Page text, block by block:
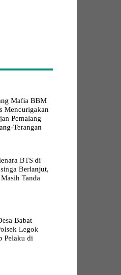
Mafia BBM
Mencurigakan
Pemalang
Terangan
BTS di
Berlanjut,
Tanda
Babat
Legok
Pelaku di